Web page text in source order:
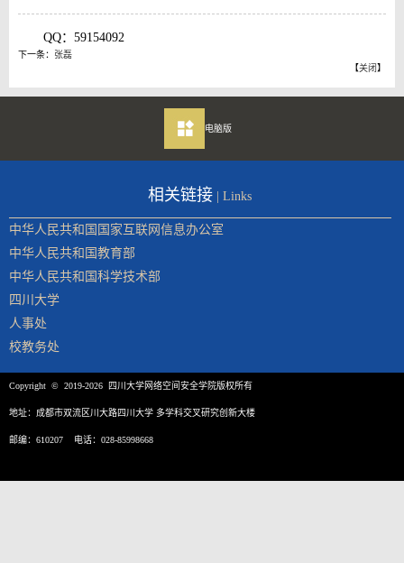
QQ：59154092
下一条： 张磊
【关闭 】
电脑版
相关链接 | Links
中华人民共和国国家互联网信息办公室
中华人民共和国教育部
中华人民共和国科学技术部
四川大学
人事处
校教务处
Copyright © 2019-2026 四川大学网络空间安全学院版权所有
地址：成都市双流区川大路四川大学 多学科交叉研究创新大楼
邮编：610207 电话：028-85998668